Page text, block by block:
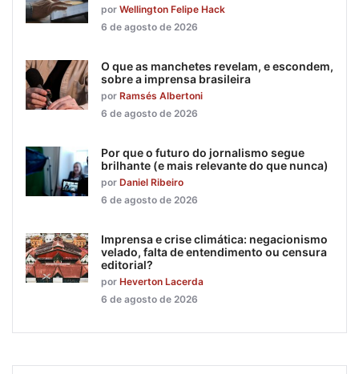
por Wellington Felipe Hack
6 de agosto de 2026
O que as manchetes revelam, e escondem,
sobre a imprensa brasileira
por Ramsés Albertoni
6 de agosto de 2026
Por que o futuro do jornalismo segue
brilhante (e mais relevante do que nunca)
por Daniel Ribeiro
6 de agosto de 2026
Imprensa e crise climática: negacionismo
velado, falta de entendimento ou censura
editorial?
por Heverton Lacerda
6 de agosto de 2026